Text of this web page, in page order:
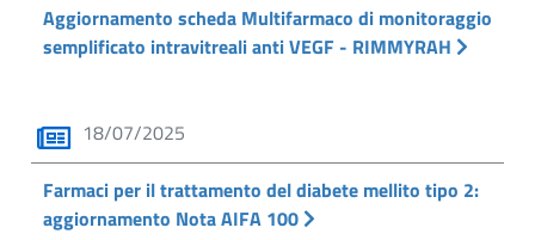
Aggiornamento scheda Multifarmaco di monitoraggio
semplificato intravitreali anti VEGF - RIMMYRAH
18/07/2025
Farmaci per il trattamento del diabete mellito tipo 2:
aggiornamento Nota AIFA 100